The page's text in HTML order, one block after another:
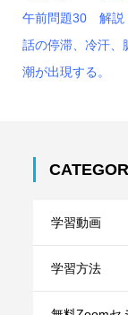
午前問題30 解説
話の停滞、冷汗、
潮が出現する。
学習動画
学習方法